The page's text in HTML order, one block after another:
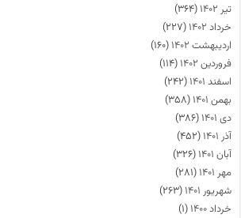
تیر ۱۴۰۲
(۳۶۴)
خرداد ۱۴۰۲
(۲۲۷)
اردیبهشت ۱۴۰۲
(۱۶۰)
فروردین ۱۴۰۲
(۱۱۴)
اسفند ۱۴۰۱
(۲۴۲)
بهمن ۱۴۰۱
(۳۵۸)
دی ۱۴۰۱
(۳۸۶)
آذر ۱۴۰۱
(۴۵۲)
آبان ۱۴۰۱
(۳۲۶)
مهر ۱۴۰۱
(۲۸۱)
شهریور ۱۴۰۱
(۲۶۳)
خرداد ۱۴۰۰
(۱)